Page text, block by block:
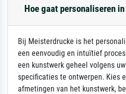
Hoe gaat personaliseren
Bij Meisterdrucke is het
een eenvoudig en intuïtief
een kunstwerk geheel volgens
specificaties te ontwerpen. Kies
afmetingen van het kunstwerk,